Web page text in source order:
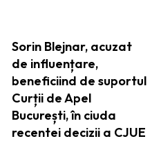
Sorin Blejnar, acuzat
de influențare,
beneficiind de suportul
Curții de Apel
București, în ciuda
recentei decizii a CJUE